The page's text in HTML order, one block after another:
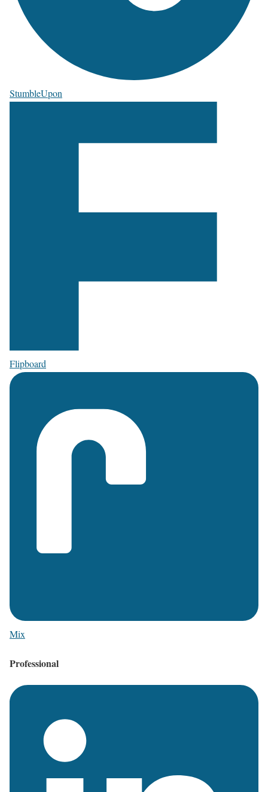
StumbleUpon
Flipboard
Mix
Professional